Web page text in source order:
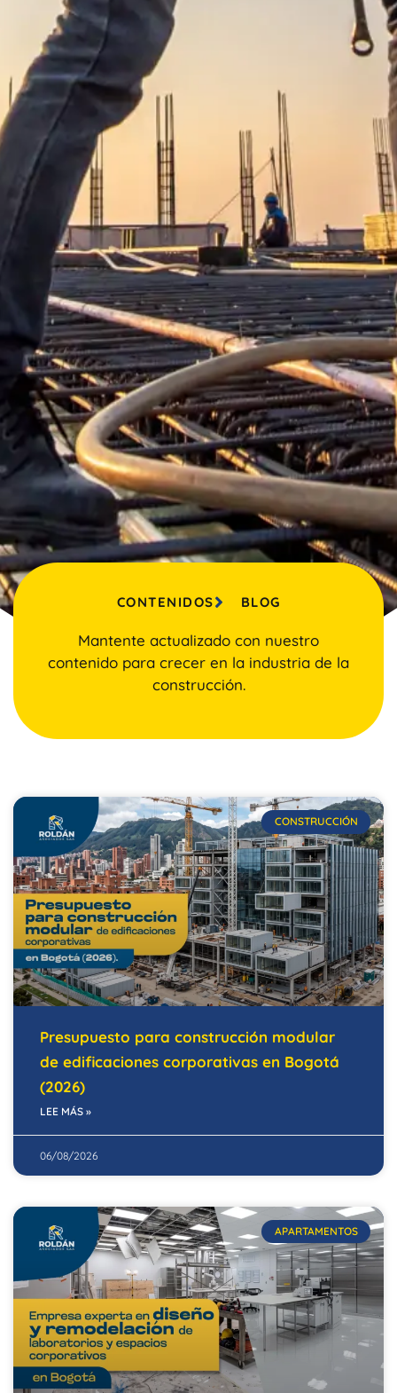
CONTENIDOS BLOG
Mantente actualizado con nuestro
contenido para crecer en la industria de la
construcción.
CONSTRUCCIÓN
Presupuesto para construcción modular
de edificaciones corporativas en Bogotá
(2026)
LEE MÁS »
06/08/2026
APARTAMENTOS